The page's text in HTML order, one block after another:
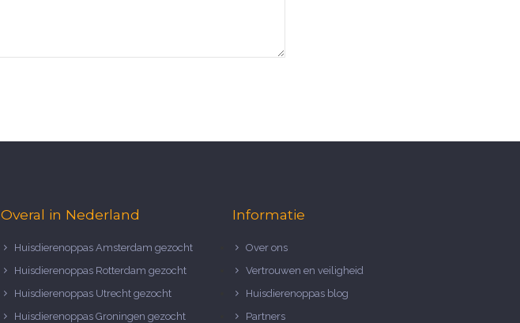
Overal in Nederland
Huisdierenoppas Amsterdam gezocht
Huisdierenoppas Rotterdam gezocht
Huisdierenoppas Utrecht gezocht
Huisdierenoppas Groningen gezocht
Informatie
Over ons
Vertrouwen en veiligheid
Huisdierenoppas blog
Partners